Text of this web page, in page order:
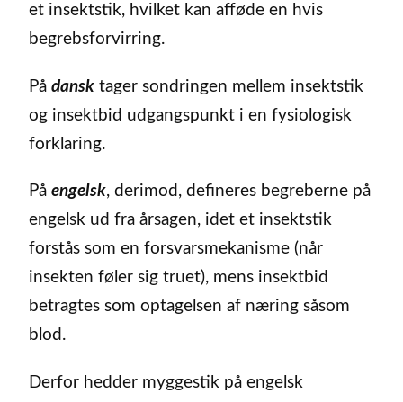
et insektstik, hvilket kan afføde en hvis
begrebsforvirring.
På dansk tager sondringen mellem insektstik
og insektbid udgangspunkt i en fysiologisk
forklaring.
På engelsk, derimod, defineres begreberne på
engelsk ud fra årsagen, idet et insektstik
forstås som en forsvarsmekanisme (når
insekten føler sig truet), mens insektbid
betragtes som optagelsen af næring såsom
blod.
Derfor hedder myggestik på engelsk